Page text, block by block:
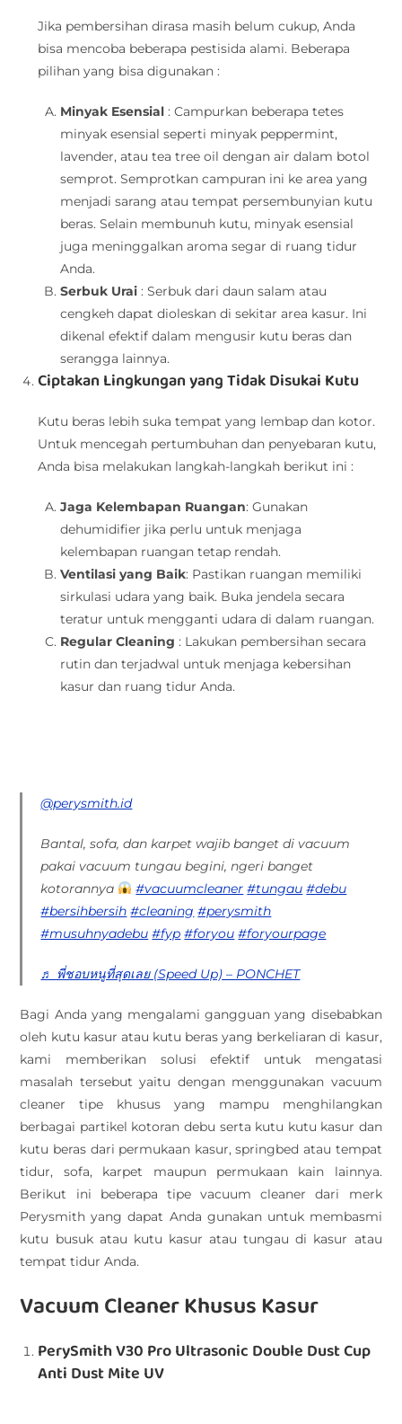
Jika pembersihan dirasa masih belum cukup, Anda
bisa mencoba beberapa pestisida alami. Beberapa
pilihan yang bisa digunakan :
Minyak Esensial: Campurkan beberapa tetes
minyak esensial seperti minyak peppermint,
lavender, atau tea tree oil dengan air dalam botol
semprot. Semprotkan campuran ini ke area yang
menjadi sarang atau tempat persembunyian kutu
beras. Selain membunuh kutu, minyak esensial
juga meninggalkan aroma segar di ruang tidur
Anda.
Serbuk Urai: Serbuk dari daun salam atau
cengkeh dapat dioleskan di sekitar area kasur. Ini
dikenal efektif dalam mengusir kutu beras dan
serangga lainnya.
Ciptakan Lingkungan yang Tidak Disukai Kutu
Kutu beras lebih suka tempat yang lembap dan kotor.
Untuk mencegah pertumbuhan dan penyebaran kutu,
Anda bisa melakukan langkah-langkah berikut ini :
Jaga Kelembapan Ruangan: Gunakan
dehumidifier jika perlu untuk menjaga
kelembapan ruangan tetap rendah.
Ventilasi yang Baik: Pastikan ruangan memiliki
sirkulasi udara yang baik. Buka jendela secara
teratur untuk mengganti udara di dalam ruangan.
Regular Cleaning: Lakukan pembersihan secara
rutin dan terjadwal untuk menjaga kebersihan
kasur dan ruang tidur Anda.
@perysmith.id
Bantal, sofa, dan karpet wajib banget di vacuum
pakai vacuum tungau begini, ngeri banget
kotorannya
#vacuumcleaner #tungau #debu
#bersihbersih #cleaning #perysmith
#musuhnyadebu #fyp #foryou #foryourpage
♬ พี่ชอบหนูที่สุดเลย (Speed Up) – PONCHET
Bagi Anda yang mengalami gangguan yang disebabkan
oleh kutu kasur atau kutu beras yang berkeliaran di kasur,
kami memberikan solusi efektif untuk mengatasi
masalah tersebut yaitu dengan menggunakan vacuum
cleaner tipe khusus yang mampu menghilangkan
berbagai partikel kotoran debu serta kutu kutu kasur dan
kutu beras dari permukaan kasur, springbed atau tempat
tidur, sofa, karpet maupun permukaan kain lainnya.
Berikut ini beberapa tipe vacuum cleaner dari merk
Perysmith yang dapat Anda gunakan untuk membasmi
kutu busuk atau kutu kasur atau tungau di kasur atau
tempat tidur Anda.
Vacuum Cleaner Khusus Kasur
PerySmith V30 Pro Ultrasonic Double Dust Cup
Anti Dust Mite UV